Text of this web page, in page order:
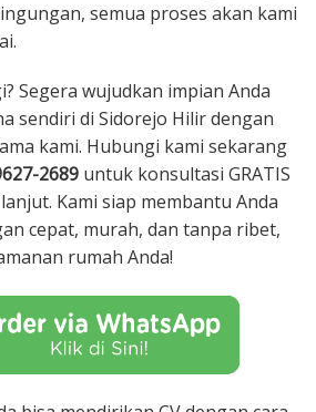
semua proses akan kami
Segera wujudkan impian Anda
sendiri di Sidorejo Hilir dengan
kami. Hubungi kami sekarang
2689 untuk konsultasi GRATIS
Kami siap membantu Anda
cepat, murah, dan tanpa ribet,
rumah Anda!